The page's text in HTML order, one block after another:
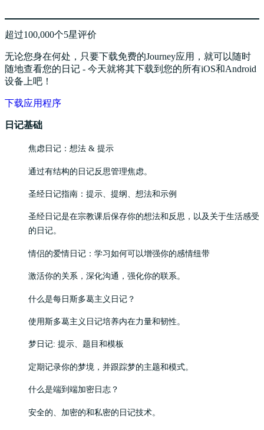
超过100,000个5星评价
无论您身在何处，只要下载免费的Journey应用，就可以随时
随地查看您的日记 - 今天就将其下载到您的所有iOS和Android
设备上吧！
下载应用程序
日记基础
焦虑日记：想法 & 提示
通过有结构的日记反思管理焦虑。
圣经日记指南：提示、提纲、想法和示例
圣经日记是在宗教课后保存你的想法和反思，以及关于生活感受
的日记。
情侣的爱情日记：学习如何可以增强你的感情纽带
激活你的关系，深化沟通，强化你的联系。
什么是每日斯多葛主义日记？
使用斯多葛主义日记培养内在力量和韧性。
梦日记: 提示、题目和模板
定期记录你的梦境，并跟踪梦的主题和模式。
什么是端到端加密日志？
安全的、加密的和私密的日记技术。